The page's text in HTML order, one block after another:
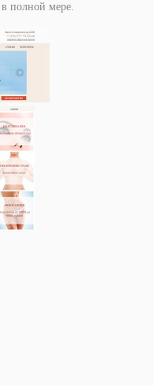
в полной мере.